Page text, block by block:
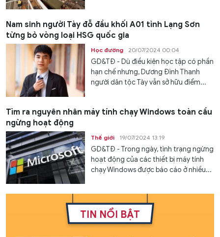
Nam sinh người Tày đỗ đầu khối A01 tỉnh Lạng Sơn
từng bỏ vòng loại HSG quốc gia
Học đường 20/07/2024 00:04
GD&TĐ - Dù điều kiện học tập có phần
hạn chế nhưng, Dương Đình Thanh
người dân tộc Tày vẫn sở hữu điểm...
Tìm ra nguyên nhân máy tính chạy Windows toàn cầu
ngừng hoạt động
Thế giới 19/07/2024 13:19
GD&TĐ - Trong ngày, tình trạng ngừng
hoạt động của các thiết bị máy tính
chạy Windows được báo cáo ở nhiều...
TIN NỔI BẬT